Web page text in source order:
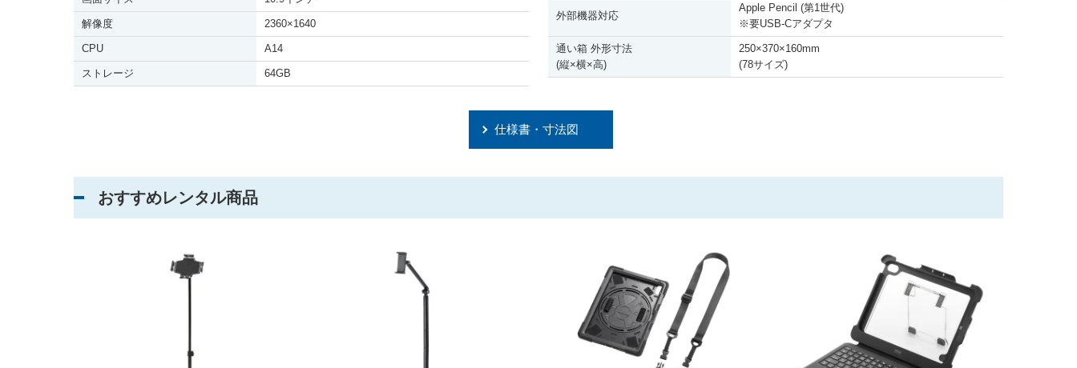
解像度 2360×1640
CPU A14
ストレージ 64GB
外部機器対応
Apple Pencil (第1世代)
※要USB-Cアダプタ
通い箱 外形寸法
(縦×横×高)
250×370×160mm
(78サイズ)
仕様書・寸法図
おすすめレンタル商品